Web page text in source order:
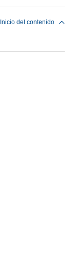
Inicio del contenido